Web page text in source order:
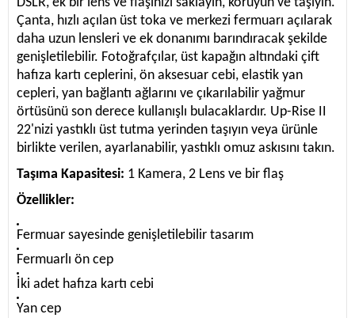
Çanta, hızlı açılan üst toka ve merkezi fermuarı açılarak
daha uzun lensleri ve ek donanımı barındıracak şekilde
genişletilebilir. Fotoğrafçılar, üst kapağın altındaki çift
hafıza kartı ceplerini, ön aksesuar cebi, elastik yan
cepleri, yan bağlantı ağlarını ve çıkarılabilir yağmur
örtüsünü son derece kullanışlı bulacaklardır. Up-Rise II
22'nizi yastıklı üst tutma yerinden taşıyın veya ürünle
birlikte verilen, ayarlanabilir, yastıklı omuz askısını takın.
Taşıma Kapasitesi: 1 Kamera, 2 Lens ve bir flaş
Özellikler:
Fermuar sayesinde genişletilebilir tasarım
Fermuarlı ön cep
İki adet hafıza kartı cebi
Yan cep